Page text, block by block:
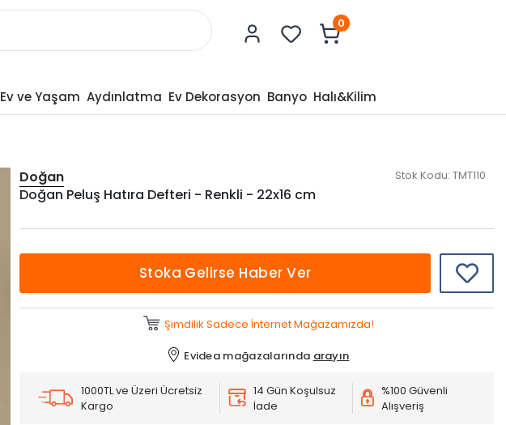
0
Ev ve Yaşam Aydınlatma Ev Dekorasyon Banyo Halı&Kilim
Doğan Stok Kodu: TMT110
Doğan Peluş Hatıra Defteri - Renkli - 22x16 cm
Stoka Gelirse Haber Ver
Şimdilik Sadece İnternet Mağazamızda!
Evidea mağazalarında arayın
1000TL ve Üzeri Ücretsiz
Kargo
14 Gün Koşulsuz
İade
%100 Güvenli
Alışveriş